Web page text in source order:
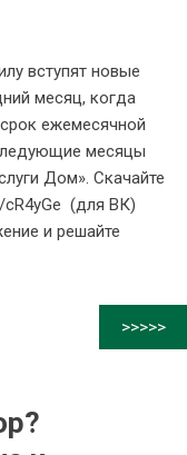
вступят новые
месяц, когда
ежемесячной
месяцы
Дом». Скачайте
(для ВК)
и решайте
>>>>>